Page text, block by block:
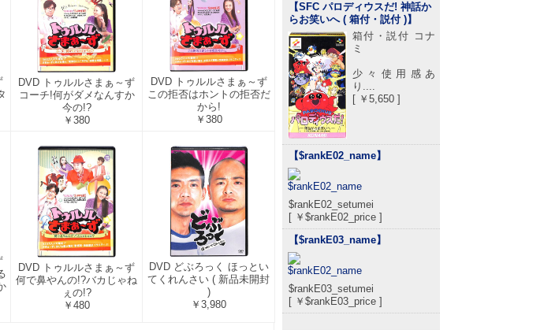
DVD トゥルルさまぁ～ず
コーチ!何がダメなんすか
今の!?
￥380
DVD トゥルルさまぁ～ず
この拒否はホントの拒否だ
から!
￥380
DVD トゥルルさまぁ～ず
何で鼻やんの!?バカじゃね
ぇの!?
￥480
DVD どぶろっく ほっとい
てくれんさい ( 新品未開封
)
￥3,980
【SFC パロディウスだ! 神話か
らお笑いへ ( 箱付・説付 )】
箱付・説付 コナ
ミ
少々使用感あ
り....
[ ￥5,650 ]
【$rankE02_name】
$rankE02_setumei
[ ￥$rankE02_price ]
【$rankE03_name】
$rankE03_setumei
[ ￥$rankE03_price ]